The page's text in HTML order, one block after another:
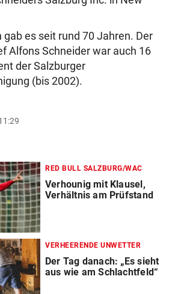
gab es seit rund 70 Jahren. Der
Alfons Schneider war auch 16
der Salzburger
(bis 2002).
RED BULL SALZBURG/WAC
Verhounig mit Klausel,
Verhältnis am Prüfstand
VERHEERENDE UNWETTER
Der Tag danach: „Es sieht
aus wie am Schlachtfeld“